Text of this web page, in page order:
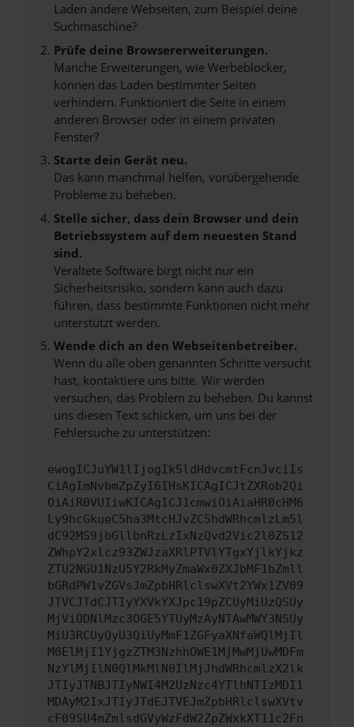
Laden andere Webseiten, zum Beispiel deine
Suchmaschine?
Prüfe deine Browsererweiterungen.
Manche Erweiterungen, wie Werbeblocker,
können das Laden bestimmter Seiten
verhindern. Funktioniert die Seite in einem
anderen Browser oder in einem privaten
Fenster?
Starte dein Gerät neu.
Das kann manchmal helfen, vorübergehende
Probleme zu beheben.
Stelle sicher, dass dein Browser und dein
Betriebssystem auf dem neuesten Stand
sind.
Veraltete Software birgt nicht nur ein
Sicherheitsrisiko, sondern kann auch dazu
führen, dass bestimmte Funktionen nicht mehr
unterstützt werden.
Wende dich an den Webseitenbetreiber.
Wenn du alle oben genannten Schritte versucht
hast, kontaktiere uns bitte. Wir werden
versuchen, das Problem zu beheben. Du kannst
uns diesen Text schicken, um uns bei der
Fehlersuche zu unterstützen:
ewogICJuYW1lIjogIk5ldHdvcmtFcnJvciIs
CiAgImNvbmZpZyI6IHsKICAgICJtZXRob2Qi
OiAiR0VUIiwKICAgICJ1cmwiOiAiaHR0cHM6
Ly9hcGkueC5ha3MtcHJvZC5hdWRhcmlzLm5l
dC92MS9jbGllbnRzLzIxNzQvd2Vic2l0ZS12
ZWhpY2xlcz93ZWJzaXRlPTVlYTgxYjlkYjkz
ZTU2NGU1NzU5Y2RkMyZmaWx0ZXJbMF1bZmll
bGRdPW1vZGVsJmZpbHRlclswXVt2YWx1ZV09
JTVCJTdCJTIyYXVkYXJpc19pZCUyMiUzQSUy
MjViODNlMzc3OGE5YTUyMzAyNTAwMWY3NSUy
MiU3RCUyQyU3QiUyMmF1ZGFyaXNfaWQlMjIl
M0ElMjI1YjgzZTM3NzhhOWE1MjMwMjUwMDFm
NzYlMjIlN0QlMkMlN0IlMjJhdWRhcmlzX2lk
JTIyJTNBJTIyNWI4M2UzNzc4YTlhNTIzMDI1
MDAyM2IxJTIyJTdEJTVEJmZpbHRlclswXVtv
cF09SU4mZmlsdGVyWzFdW2ZpZWxkXT11c2Fn